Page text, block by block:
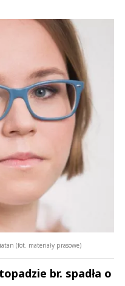
(fot. materiały prasowe)
br. spadła o